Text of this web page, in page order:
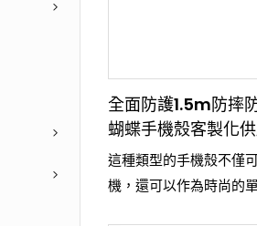
全面防護1.5m防摔
蝴蝶手機殼客製化
這種類型的手機殼不僅
機，還可以作為時尚的